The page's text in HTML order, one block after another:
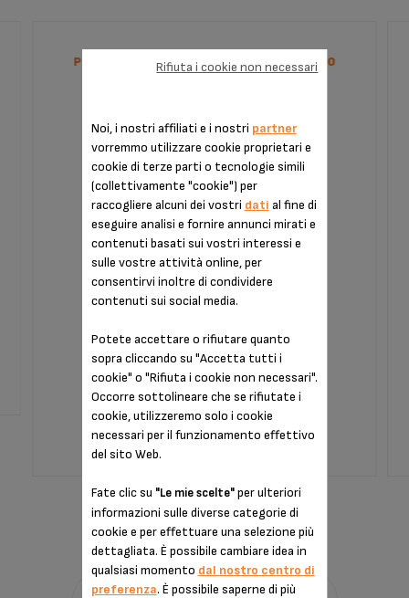
PORTA-CAPSULE DOLCE GUSTO XB201000
Capsule sempre a portata di mano
Scorte disponibili
27,99 €
Noi, i nostri affiliati e i nostri partner
vorremmo utilizzare cookie proprietari e
cookie di terze parti o tecnologie simili
(collettivamente "cookie") per
raccogliere alcuni dei vostri dati al fine di
eseguire analisi e fornire annunci mirati e
contenuti basati sui vostri interessi e
sulle vostre attività online, per
consentirvi inoltre di condividere
contenuti sui social media.
Potete accettare o rifiutare quanto
sopra cliccando su "Accetta tutti i
cookie" o "Rifiuta i cookie non necessari".
Occorre sottolineare che se rifiutate i
cookie, utilizzeremo solo i cookie
necessari per il funzionamento effettivo
del sito Web.
Fate clic su "Le mie scelte"per ulteriori
informazioni sulle diverse categorie di
cookie e per effettuare una selezione più
dettagliata. È possibile cambiare idea in
qualsiasi momento dal nostro centro di
preferenza. È possibile saperne di più
Rifiuta i cookie non necessari